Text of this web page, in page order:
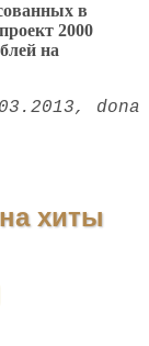
в
2000
на
dona
хиты